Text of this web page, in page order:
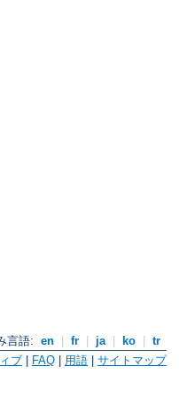
言語: en | fr | ja | ko | tr
ブ FAQ 用語 サイトマップ